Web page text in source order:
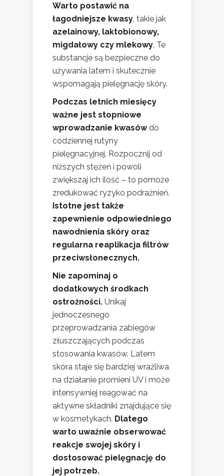
Warto postawić na
łagodniejsze kwasy , takie jak
azelainowy, laktobionowy,
migdałowy czy mlekowy. Te
substancje są bezpieczne do
używania latem i skutecznie
wspomagają pielęgnację skóry.
Podczas letnich miesięcy
ważne jest stopniowe
wprowadzanie kwasówdo
codziennej rutyny
pielęgnacyjnej. Rozpocznij od
niższych stężeń i powoli
zwiększaj ich ilość – to pomoże
zredukować ryzyko podrażnień.
Istotne jest także
zapewnienie odpowiedniego
nawodnienia skóry oraz
regularna reaplikacja filtrów
przeciwsłonecznych.
Nie zapominaj o
dodatkowych środkach
ostrożności. Unikaj
jednoczesnego
przeprowadzania zabiegów
złuszczających podczas
stosowania kwasów. Latem
skóra staje się bardziej wrażliwa
na działanie promieni UV i może
intensywniej reagować na
aktywne składniki znajdujące się
w kosmetykach. Dlatego
warto uważnie obserwować
reakcje swojej skóry i
dostosować pielęgnację do
jej potrzeb.